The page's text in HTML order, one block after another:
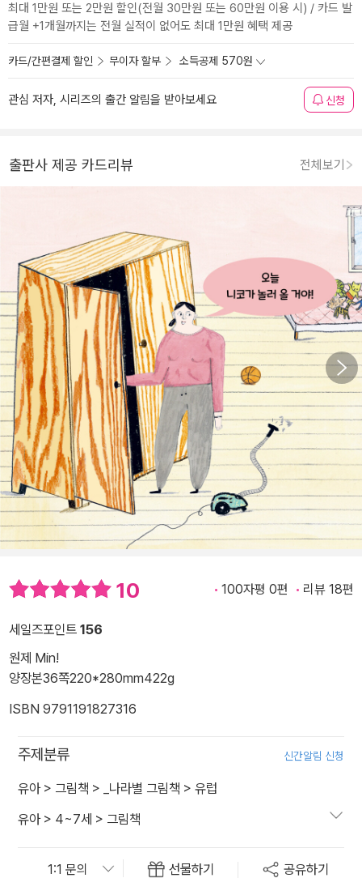
최대 1만원 또는 2만원 할인(전월 30만원 또는 60만원 이용 시) / 카드 발
급월 +1개월까지는 전월 실적이 없어도 최대 1만원 혜택 제공
카드/간편결제 할인 무이자 할부 소득공제 570원
관심 저자, 시리즈의 출간 알림을 받아보세요 신청
출판사 제공 카드리뷰 전체보기
10 100자평 0편 리뷰 18편
세일즈포인트 156
원제 Min!
양장본36쪽220*280mm422g
ISBN 9791191827316
주제분류 신간알림 신청
유아> 그림책 > _나라별 그림책 > 유럽
유아> 4~7세 > 그림책
선물하기 공유하기